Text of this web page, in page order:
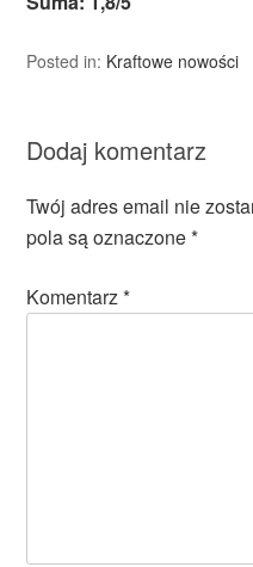
Posted in: Kraftowe nowości
Dodaj komentarz
Twój adres email nie
pola są oznaczone*
Komentarz*